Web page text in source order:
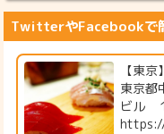
TwitterやFacebookで
【東
東京都
ビル